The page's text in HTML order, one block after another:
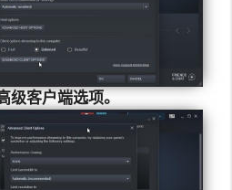
级客户端选项。